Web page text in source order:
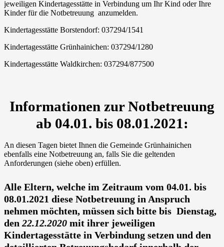
jeweiligen Kindertagesstätte in Verbindung um Ihr Kind oder Ihre
Kinder für die Notbetreuung anzumelden.
Kindertagesstätte Borstendorf: 037294/1541
Kindertagesstätte Grünhainichen: 037294/1280
Kindertagesstätte Waldkirchen: 037294/877500
Informationen zur Notbetreuung
ab 04.01. bis 08.01.2021:
An diesen Tagen bietet Ihnen die Gemeinde Grünhainichen
ebenfalls eine Notbetreuung an, falls Sie die geltenden
Anforderungen (siehe oben) erfüllen.
Alle Eltern, welche im Zeitraum vom 04.01. bis
08.01.2021 diese Notbetreuung in Anspruch
nehmen möchten, müssen sich bitte bis Dienstag,
den 22.12.2020 mit ihrer jeweiligen
Kindertagesstätte in Verbindung setzen und den